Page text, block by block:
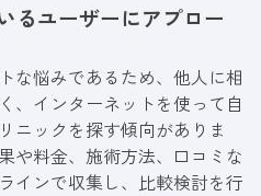
るユーザーにアプロー
な悩みであるため、他人に相
、インターネットを使って自
ニックを探す傾向がありま
や料金、施術方法、口コミな
インで収集し、比較検討を行